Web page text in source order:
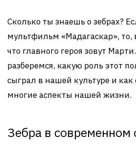
Сколько ты знаешь о зебрах?
мультфильм «Мадагаскар», то,
что главного героя зовут
разберемся, какую роль этот
сыграл в нашей культуре и
многие аспекты нашей жизни.
Зебра в современном